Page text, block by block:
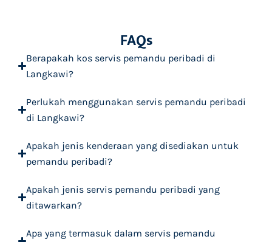
FAQs
Berapakah kos servis pemandu peribadi di
Langkawi?
Perlukah menggunakan servis pemandu peribadi
di Langkawi?
Apakah jenis kenderaan yang disediakan untuk
pemandu peribadi?
Apakah jenis servis pemandu peribadi yang
ditawarkan?
Apa yang termasuk dalam servis pemandu